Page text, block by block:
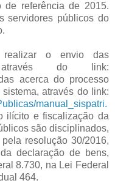
de referência de 2015.
servidores públicos do
realizar o envio das
através do link:
acerca do processo
através do link:
manual_sispatri.
ilícito e fiscalização da
são disciplinados,
resolução 30/2016,
declaração de bens,
8.730, na Lei Federal
464.